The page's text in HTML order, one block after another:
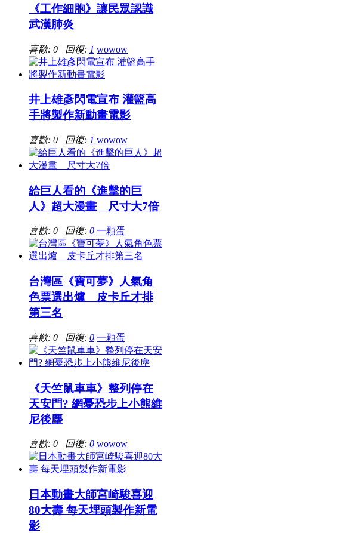
《工作細胞》讓民眾認識
武漢肺炎
喜歡: 0 回復: 1 wowow
井上雄彥閃電宣布 灌籃高
手將製作新動畫電影
喜歡: 0 回復: 1 wowow
給巨人看的《進擊的巨
人》超大漫畫 尺寸大7倍
喜歡: 0 回復: 0 一顆蛋
台灣區《寶可夢》人氣角
色票選出爐 皮卡丘才排
第三名
喜歡: 0 回復: 0 一顆蛋
《天竺鼠車車》整列停在
天安門? 網憂恐步上小熊維
尼後塵
喜歡: 0 回復: 0 wowow
日本動畫大師宮崎駿喜迎
80大壽 每天埋頭製作新電
影